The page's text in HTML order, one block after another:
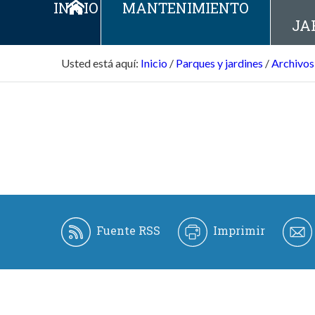
INICIO
MANTENIMIENTO
Usted está aquí: Inicio / Parques y jardines /Archivos
Fuente RSS Imprimir